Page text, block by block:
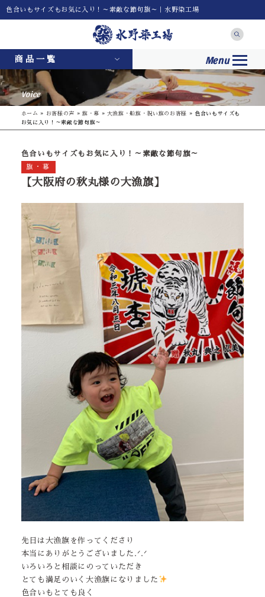
色合いもサイズもお気に入り！～素敵な節句旗～｜水野染工場
商品一覧 Menu
Voice
ホーム » お客様の声 » 旗・幕 » 大漁旗・船旗・祝い旗のお客様 » 色合いもサイズも
お気に入り！～素敵な節句旗～
色合いもサイズもお気に入り！～素敵な節句旗～
旗・幕
【大阪府の秋丸様の大漁旗】
先日は大漁旗を作ってくださり
本当にありがとうございました.ᐟ.ᐟ
いろいろと相談にのっていただき
とても満足のいく大漁旗になりました
色合いもとても良く